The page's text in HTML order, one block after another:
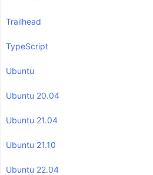
Trailhead
TypeScript
Ubuntu
Ubuntu 20.04
Ubuntu 21.04
Ubuntu 21.10
Ubuntu 22.04